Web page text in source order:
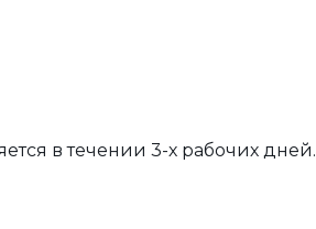
в течении 3-х рабочих дней.